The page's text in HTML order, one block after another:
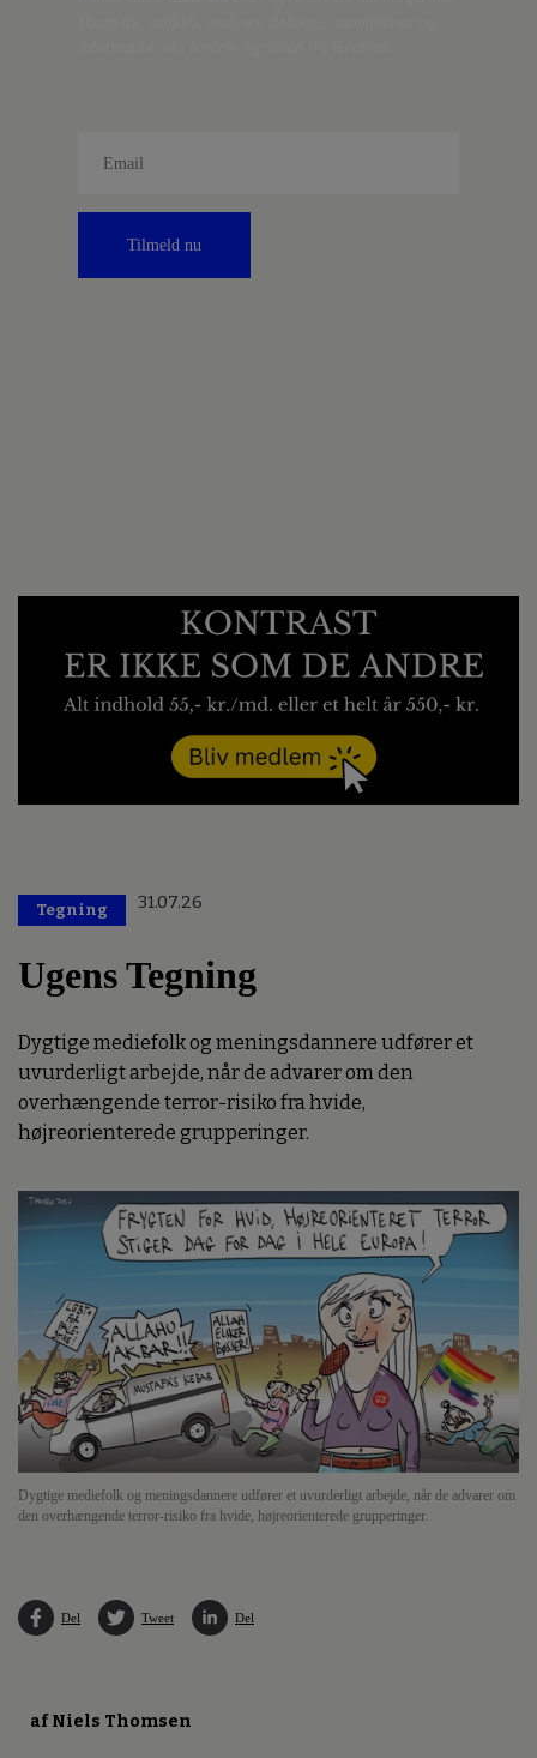
Tilmeld nu
Tegning 31.07.26
Ugens Tegning
Dygtige mediefolk og meningsdannere udfører et
uvurderligt arbejde, når de advarer om den
overhængende terror-risiko fra hvide,
højreorienterede grupperinger.
Dygtige mediefolk og meningsdannere udfører et uvurderligt arbejde, når de advarer om
den overhængende terror-risiko fra hvide, højreorienterede grupperinger.
Del Tweet Del
af Niels Thomsen